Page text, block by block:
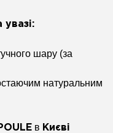
шару (за
натуральним
в Києві